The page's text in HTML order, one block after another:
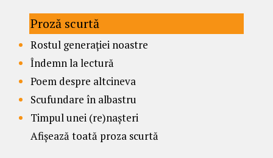
Proză scurtă
Rostul generației noastre
Îndemn la lectură
Poem despre altcineva
Scufundare în albastru
Timpul unei (re)nașteri
Afișează toată proza scurtă